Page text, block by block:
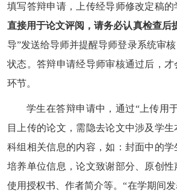
填写答辩申请，上传经导师修改定稿的
直接用于论文评阅，请务必认真检查后
导”发送给导师并提醒导师登录系统审
状态。答辩申请经导师审核通过后，
环节。
学生在答辩申请中，通过“上传用
目上传的论文，需隐去论文中涉及学
科组相关信息的内容，如：封面中的学
培养单位信息，论文致谢部分、原创
使用授权书、作者简介等。“在学期间